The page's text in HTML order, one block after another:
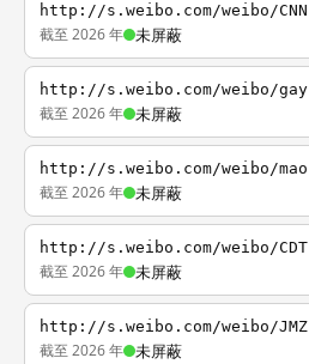
http://s.weibo.com/weibo/CNN
截至 2026 年 未屏蔽
http://s.weibo.com/weibo/gay
截至 2026 年 未屏蔽
http://s.weibo.com/weibo/mao
截至 2026 年 未屏蔽
http://s.weibo.com/weibo/CDT
截至 2026 年 未屏蔽
http://s.weibo.com/weibo/JMZ
截至 2026 年 未屏蔽